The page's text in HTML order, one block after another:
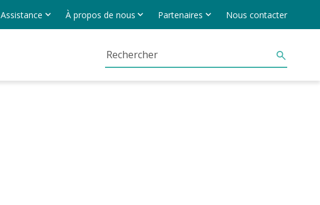
Assistance À propos de nous Partenaires Nous contacter